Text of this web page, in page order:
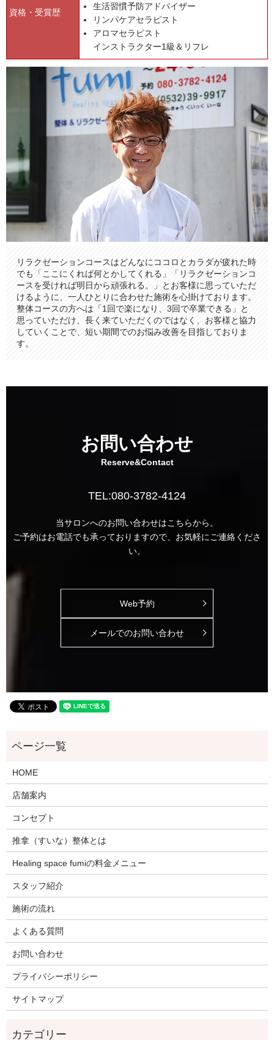
資格・受賞歴
生活習慣予防アドバイザー
リンパケアセラピスト
アロマセラピスト
インストラクター1級＆リフレ
リラクゼーションコースはどんなにココロとカラダが疲れた時
でも「ここにくれば何とかしてくれる」「リラクゼーションコ
ースを受ければ明日から頑張れる。」とお客様に思っていただ
けるように、一人ひとりに合わせた施術を心掛けております。
整体コースの方へは「1回で楽になり、3回で卒業できる」と
思っていただけ、長く来ていただくのではなく、お客様と協力
していくことで、短い期間でのお悩み改善を目指しておりま
す。
お問い合わせ
Reserve&Contact
TEL:080-3782-4124
当サロンへのお問い合わせはこちらから。
ご予約はお電話でも承っておりますので、お気軽にご連絡くださ
い。
Web予約
メールでのお問い合わせ
HOME
店舗案内
コンセプト
推拿（すいな）整体とは
Healing space fumiの料金メニュー
スタッフ紹介
施術の流れ
よくある質問
お問い合わせ
プライバシーポリシー
サイトマップ